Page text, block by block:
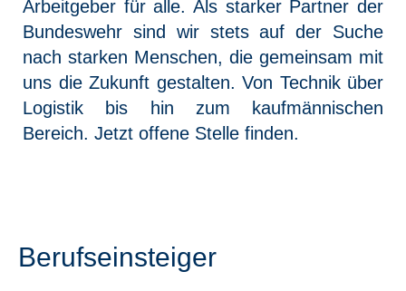
Arbeitgeber für alle. Als starker Partner der
Bundeswehr sind wir stets auf der Suche
nach starken Menschen, die gemeinsam mit
uns die Zukunft gestalten. Von Technik über
Logistik bis hin zum kaufmännischen
Bereich. Jetzt offene Stelle finden.
Berufseinsteiger